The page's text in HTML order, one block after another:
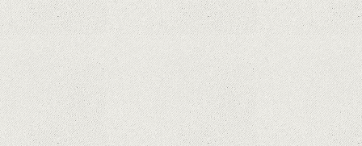
Google în Oracle Java Fight
Zvon: aplicațiile Google nu se mai pot instala pe
terminalele Huawei cu procesoare Kirin
Huawei P50 primeşte o posibilă dată de lansare